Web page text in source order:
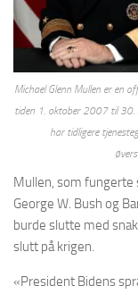
Michael Glenn Mullen er en
tiden 1. oktober 2007 til 30.
har tidligere
Mullen, som fungerte
George W. Bush og
burde slutte med
slutt på krigen.
«President Bidens